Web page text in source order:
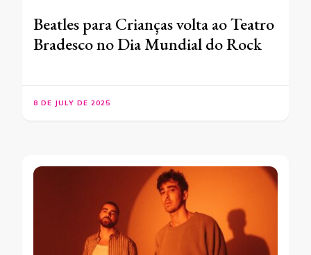
Beatles para Crianças volta ao Teatro
Bradesco no Dia Mundial do Rock
8 DE JULY DE 2025